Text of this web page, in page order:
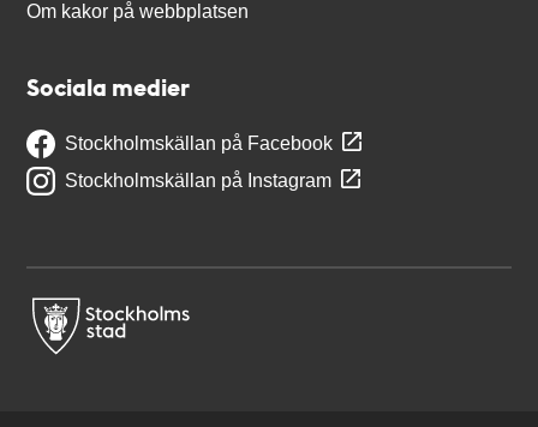
Om kakor på webbplatsen
Sociala medier
Stockholmskällan på Facebook
Stockholmskällan på Instagram